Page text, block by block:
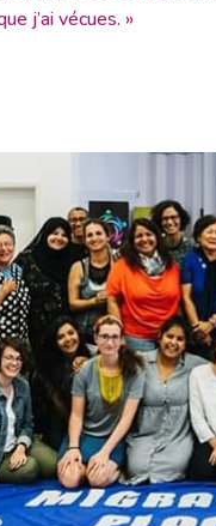
j’ai vécues. »